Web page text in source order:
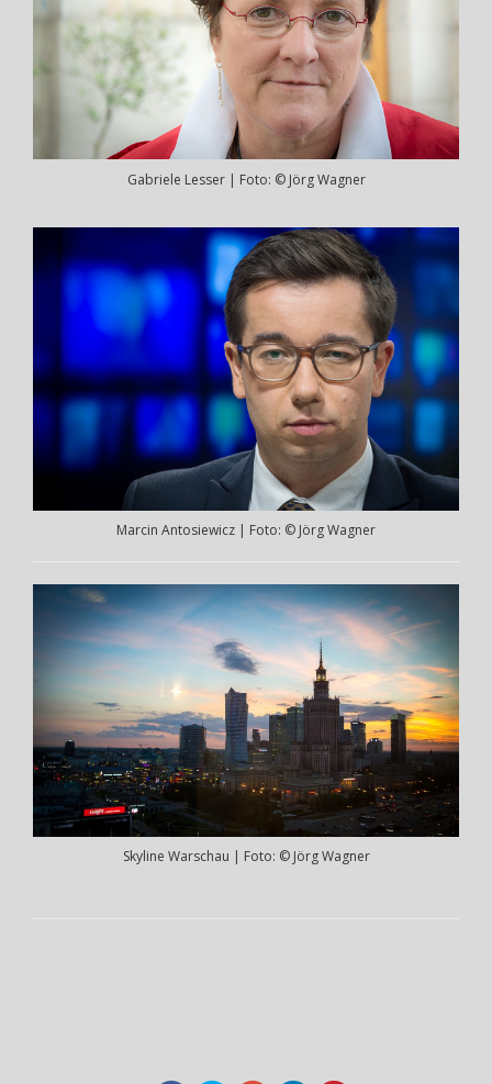
Gabriele Lesser | Foto: © Jörg Wagner
Marcin Antosiewicz | Foto: © Jörg Wagner
Skyline Warschau | Foto: © Jörg Wagner